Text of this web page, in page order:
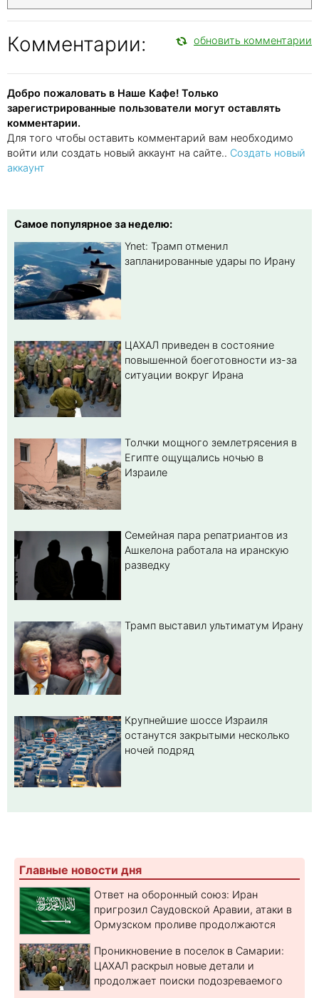
Комментарии: обновить комментарии
Добро пожаловать в Наше Кафе! Только
зарегистрированные пользователи могут оставлять
комментарии.
Для того чтобы оставить комментарий вам необходимо
войти или создать новый аккаунт на сайте.. Создать новый
аккаунт
Самое популярное за неделю:
Ynet: Трамп отменил
запланированные удары по Ирану
ЦАХАЛ приведен в состояние
повышенной боеготовности из-за
ситуации вокруг Ирана
Толчки мощного землетрясения в
Египте ощущались ночью в
Израиле
Семейная пара репатриантов из
Ашкелона работала на иранскую
разведку
Трамп выставил ультиматум Ирану
Крупнейшие шоссе Израиля
останутся закрытыми несколько
ночей подряд
Главные новости дня
Ответ на оборонный союз: Иран
пригрозил Саудовской Аравии, атаки в
Ормузском проливе продолжаются
Проникновение в поселок в Самарии:
ЦАХАЛ раскрыл новые детали и
продолжает поиски подозреваемого